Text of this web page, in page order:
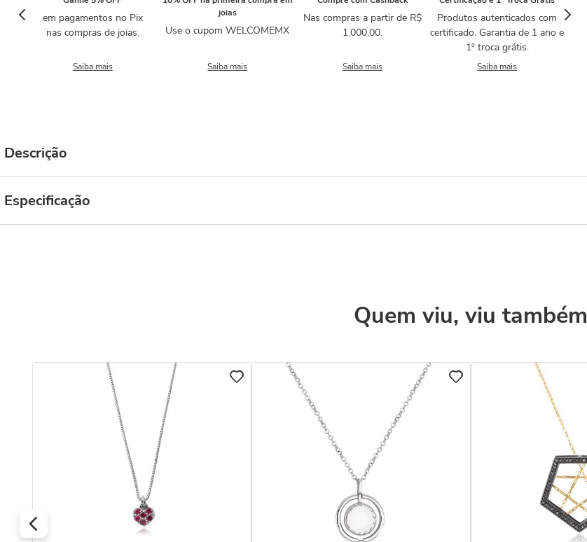
em pagamentos no Pix
nas compras de joias.
Saiba mais
joias
Use o cupom WELCOMEMX
Saiba mais
Nas compras a partir de R$
1.000,00.
Saiba mais
Produtos autenticados com
certificado. Garantia de 1 ano e
1º troca grátis.
Saiba mais
Descrição
Especificação
Quem viu, viu também